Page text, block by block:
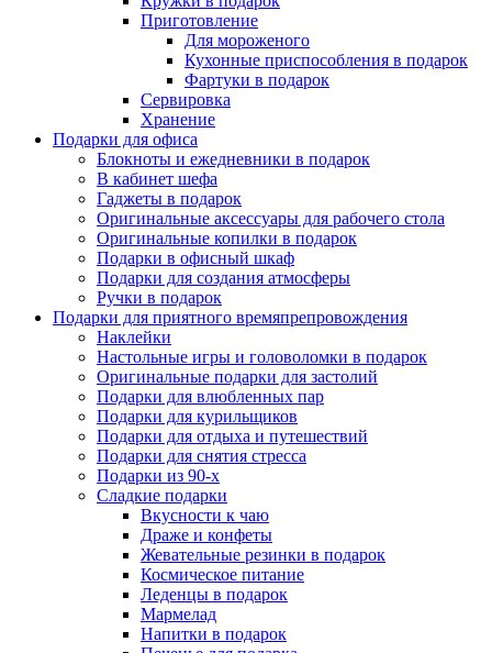
Приготовление
Для мороженого
Кухонные приспособления в подарок
Фартуки в подарок
Сервировка
Хранение
Подарки для офиса
Блокноты и ежедневники в подарок
В кабинет шефа
Гаджеты в подарок
Оригинальные аксессуары для рабочего стола
Оригинальные копилки в подарок
Подарки в офисный шкаф
Подарки для создания атмосферы
Ручки в подарок
Подарки для приятного времяпрепровождения
Наклейки
Настольные игры и головоломки в подарок
Оригинальные подарки для застолий
Подарки для влюбленных пар
Подарки для курильщиков
Подарки для отдыха и путешествий
Подарки для снятия стресса
Подарки из 90-х
Сладкие подарки
Вкусности к чаю
Драже и конфеты
Жевательные резинки в подарок
Космическое питание
Леденцы в подарок
Мармелад
Напитки в подарок